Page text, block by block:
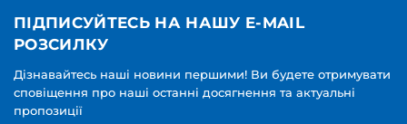
ПІДПИСУЙТЕСЬ НА НАШУ E-MAIL
РОЗСИЛКУ
Дізнавайтесь наші новини першими! Ви будете отримувати
сповіщення про наші останні досягнення та актуальні
пропозиції